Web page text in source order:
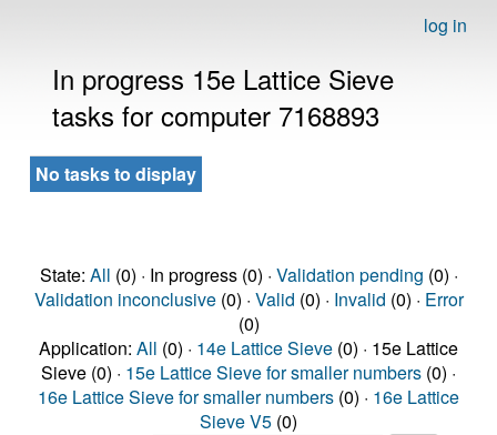
log in
In progress 15e Lattice Sieve
tasks for computer 7168893
No tasks to display
State: All (0) · In progress (0) · Validation pending (0) ·
Validation inconclusive(0) · Valid (0) · Invalid (0) · Error
(0)
Application: All (0) · 14e Lattice Sieve (0) · 15e Lattice
Sieve (0) · 15e Lattice Sieve for smaller numbers (0) ·
16e Lattice Sieve for smaller numbers (0) · 16e Lattice
Sieve V5 (0)